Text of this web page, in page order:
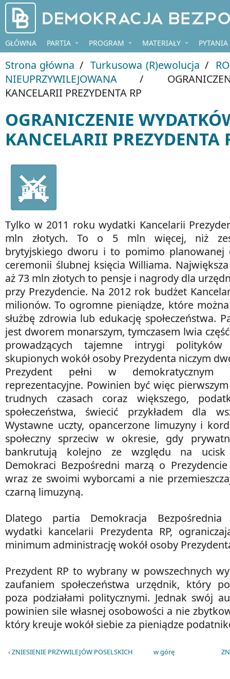
Przejdź do treści
GŁÓWNA PARTIA PROGRAM MATERIAŁY PYTANIA
Strona główna / Turkusowa (R)ewolucja /
NIEUPRZYWILEJOWANA
/
KANCELARII PREZYDENTA RP
OGRANICZENIE
KANCELARII PREZYDENTA
Tylko w 2011 roku wydatki Kancelarii
mln złotych. To o 5 mln więcej, niż
brytyjskiego dworu i to pomimo planowanej
ceremonii ślubnej księcia Williama.
aż 73 mln złotych to pensje i nagrody dla
przy Prezydencie. Na 2012 rok budżet
milionów. To ogromne pieniądze, które
służbę zdrowia lub edukację społeczeństwa.
jest dworem monarszym, tymczasem lwia
prowadzących tajemne intrygi
skupionych wokół osoby Prezydenta niczym
Prezydent pełni w demokratycznym
reprezentacyjne. Powinien być więc
trudnych czasach coraz większego,
społeczeństwa, świecić przykładem dla
Wystawne uczty, opancerzone limuzyny i
społeczny sprzeciw w okresie, gdy
bankrutują kolejno ze względu na ucisk
Demokraci Bezpośredni marzą o
wraz ze swoimi wyborcami a nie
czarną limuzyną.
Dlatego partia Demokracja Bezpośrednia
wydatki kancelarii Prezydenta RP,
minimum administrację wokół osoby
Prezydent RP to wybrany w powszechnych
zaufaniem społeczeństwa urzędnik, który
poza podziałami politycznymi. Jednak swój
powinien sile własnej osobowości a nie
który kreuje wokół siebie za pieniądze
‹ ZNIESIENIE PRZYWILEJÓW POSELSKICH w górę